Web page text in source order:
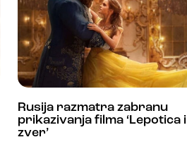
Rusija razmatra zabranu
prikazivanja filma ‘Lepotica i
zver’